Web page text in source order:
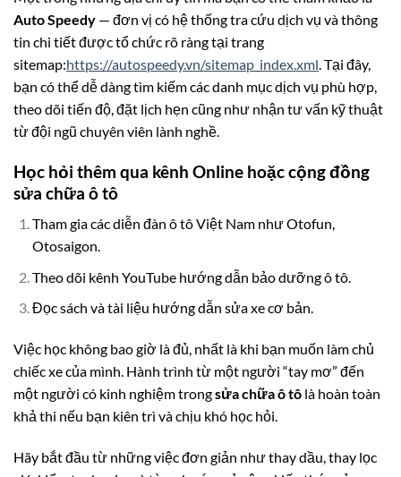
Auto Speedy — đơn vị có hệ thống tra cứu dịch vụ và thông
tin chi tiết được tổ chức rõ ràng tại trang
sitemap:https://autospeedy.vn/sitemap_index.xml . Tại đây,
bạn có thể dễ dàng tìm kiếm các danh mục dịch vụ phù hợp,
theo dõi tiến độ, đặt lịch hẹn cũng như nhận tư vấn kỹ thuật
từ đội ngũ chuyên viên lành nghề.
Học hỏi thêm qua kênh Online hoặc cộng đồng
sửa chữa ô tô
Tham gia các diễn đàn ô tô Việt Nam như Otofun,
Otosaigon.
Theo dõi kênh YouTube hướng dẫn bảo dưỡng ô tô.
Đọc sách và tài liệu hướng dẫn sửa xe cơ bản.
Việc học không bao giờ là đủ, nhất là khi bạn muốn làm chủ
chiếc xe của mình. Hành trình từ một người “tay mơ” đến
một người có kinh nghiệm trongsửa chữa ô tô là hoàn toàn
khả thi nếu bạn kiên trì và chịu khó học hỏi.
Hãy bắt đầu từ những việc đơn giản như thay dầu, thay lọc